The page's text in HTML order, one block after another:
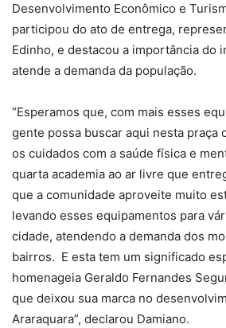
Desenvolvimento Econômico e
participou do ato de entrega,
Edinho, e destacou a importância do
atende a demanda da população.
“Esperamos que, com mais esses
gente possa buscar aqui nesta praça
os cuidados com a saúde física e
quarta academia ao ar livre que
que a comunidade aproveite muito
levando esses equipamentos para
cidade, atendendo a demanda dos
bairros. E esta tem um significado
homenageia Geraldo Fernandes
que deixou sua marca no
Araraquara”, declarou Damiano.